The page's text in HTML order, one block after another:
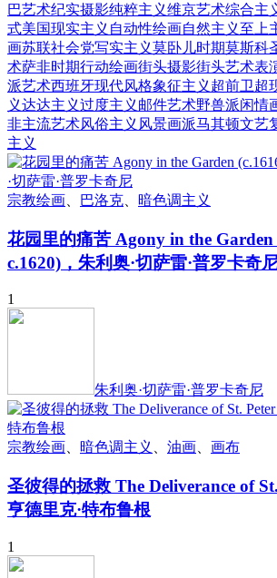
巴艺术纪实摄影纯粹主义维京艺术综合主
式美国现实主义 自动性绘画自然主义至上
画苏联社会党写实主义莫卧儿时期莫斯科
术萨非时期行动绘画街头摄影街头艺术表
派艺术西班牙现代风格象征主义 超前卫超
义达达主义过度主义 邮件艺术野兽派闲情
非主流艺术风俗主义 风景画派马其顿文艺
主义
宗教绘画 巴洛克 暗色调主义
花园里的痛苦 Agony in the Garden
c.1620)，朱利奥·切萨雷·普罗卡奇
1
朱利奥·切萨雷·普罗卡奇尼
宗教绘画 暗色调主义 油画 画布
圣彼得的拯救 The Deliverance of
亨德里克·特布鲁根
1